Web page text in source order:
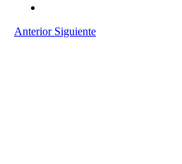
Anterior Siguiente